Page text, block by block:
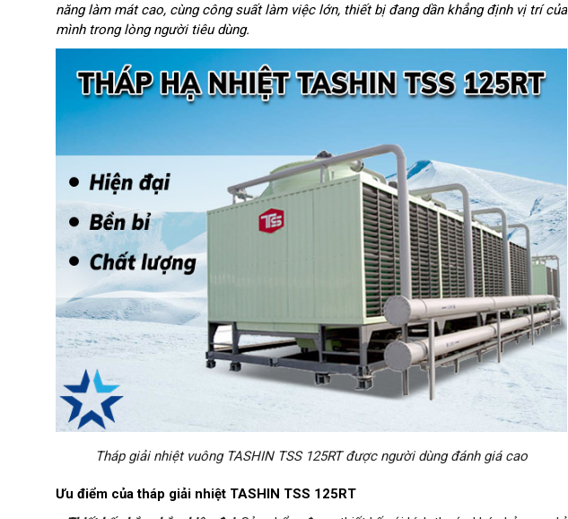
năng làm mát cao, cùng công suất làm việc lớn, thiết bị đang dần khẳng định vị trí của
mình trong lòng người tiêu dùng.
Tháp giải nhiệt vuông TASHIN TSS 125RT được người dùng đánh giá cao
Ưu điểm của tháp giải nhiệt TASHIN TSS 125RT